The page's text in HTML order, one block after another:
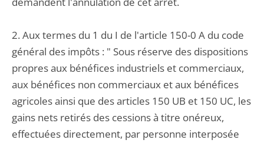
2. Aux termes du 1 du I de l'article 150-0 A du code
général des impôts : " Sous réserve des dispositions
propres aux bénéfices industriels et commerciaux,
aux bénéfices non commerciaux et aux bénéfices
agricoles ainsi que des articles 150 UB et 150 UC, les
gains nets retirés des cessions à titre onéreux,
effectuées directement, par personne interposée